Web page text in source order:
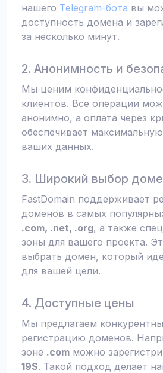
нашего Telegram-бота вы
доступность домена и
за несколько минут.
2. Анонимность и
Мы ценим
клиентов. Все операции
анонимно, а оплата через
обеспечивает
ваших данных.
3. Широкий выбор
FastDomain поддерживает
доменов в самых
.com, .net, .org, а также
зоны для вашего проекта.
выбрать домен, который
для вашей цели.
4. Доступные цены
Мы предлагаем
регистрацию доменов.
зоне .com можно
19$. Такой подход делает